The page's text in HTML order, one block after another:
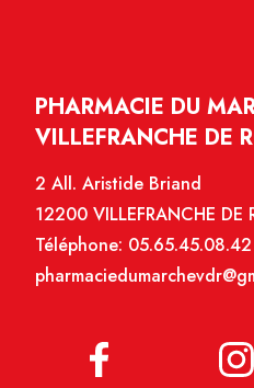
PHARMACIE DU
VILLEFRANCHE DE
2 All. Aristide Briand
12200 VILLEFRANCHE DE
Téléphone: 05.65.45.08.42